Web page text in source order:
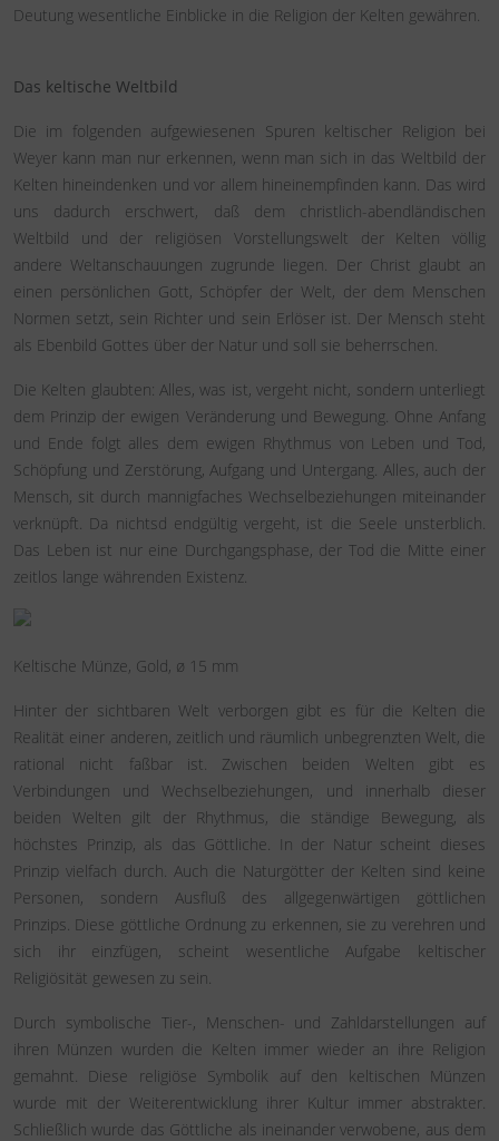
Deutung wesentliche Einblicke in die Religion der Kelten gewähren.
Das keltische Weltbild
Die im folgenden aufgewiesenen Spuren keltischer Religion bei
Weyer kann man nur erkennen, wenn man sich in das Weltbild der
Kelten hineindenken und vor allem hineinempfinden kann. Das wird
uns dadurch erschwert, daß dem christlich-abendländischen
Weltbild und der religiösen Vorstellungswelt der Kelten völlig
andere Weltanschauungen zugrunde liegen. Der Christ glaubt an
einen persönlichen Gott, Schöpfer der Welt, der dem Menschen
Normen setzt, sein Richter und sein Erlöser ist. Der Mensch steht
als Ebenbild Gottes über der Natur und soll sie beherrschen.
Die Kelten glaubten: Alles, was ist, vergeht nicht, sondern unterliegt
dem Prinzip der ewigen Veränderung und Bewegung. Ohne Anfang
und Ende folgt alles dem ewigen Rhythmus von Leben und Tod,
Schöpfung und Zerstörung, Aufgang und Untergang. Alles, auch der
Mensch, sit durch mannigfaches Wechselbeziehungen miteinander
verknüpft. Da nichtsd endgültig vergeht, ist die Seele unsterblich.
Das Leben ist nur eine Durchgangsphase, der Tod die Mitte einer
zeitlos lange währenden Existenz.
Keltische Münze, Gold, ø 15 mm
Hinter der sichtbaren Welt verborgen gibt es für die Kelten die
Realität einer anderen, zeitlich und räumlich unbegrenzten Welt, die
rational nicht faßbar ist. Zwischen beiden Welten gibt es
Verbindungen und Wechselbeziehungen, und innerhalb dieser
beiden Welten gilt der Rhythmus, die ständige Bewegung, als
höchstes Prinzip, als das Göttliche. In der Natur scheint dieses
Prinzip vielfach durch. Auch die Naturgötter der Kelten sind keine
Personen, sondern Ausfluß des allgegenwärtigen göttlichen
Prinzips. Diese göttliche Ordnung zu erkennen, sie zu verehren und
sich ihr einzfügen, scheint wesentliche Aufgabe keltischer
Religiösität gewesen zu sein.
Durch symbolische Tier-, Menschen- und Zahldarstellungen auf
ihren Münzen wurden die Kelten immer wieder an ihre Religion
gemahnt. Diese religiöse Symbolik auf den keltischen Münzen
wurde mit der Weiterentwicklung ihrer Kultur immer abstrakter.
Schließlich wurde das Göttliche als ineinander verwobene, aus dem